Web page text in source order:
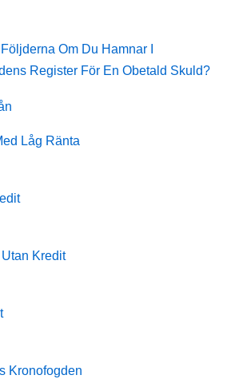
Om Du Hamnar I
Register För En Obetald Skuld?
Låg Ränta
Kredit
Kronofogden